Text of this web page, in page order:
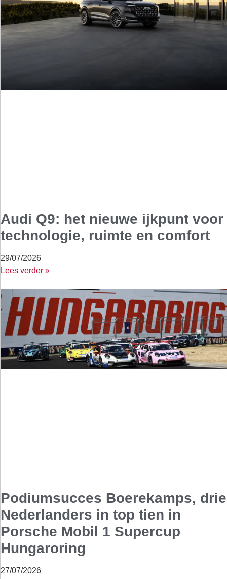
Audi Q9: het nieuwe ijkpunt voor
technologie, ruimte en comfort
29/07/2026
Lees verder »
Podiumsucces Boerekamps, drie
Nederlanders in top tien in
Porsche Mobil 1 Supercup
Hungaroring
27/07/2026